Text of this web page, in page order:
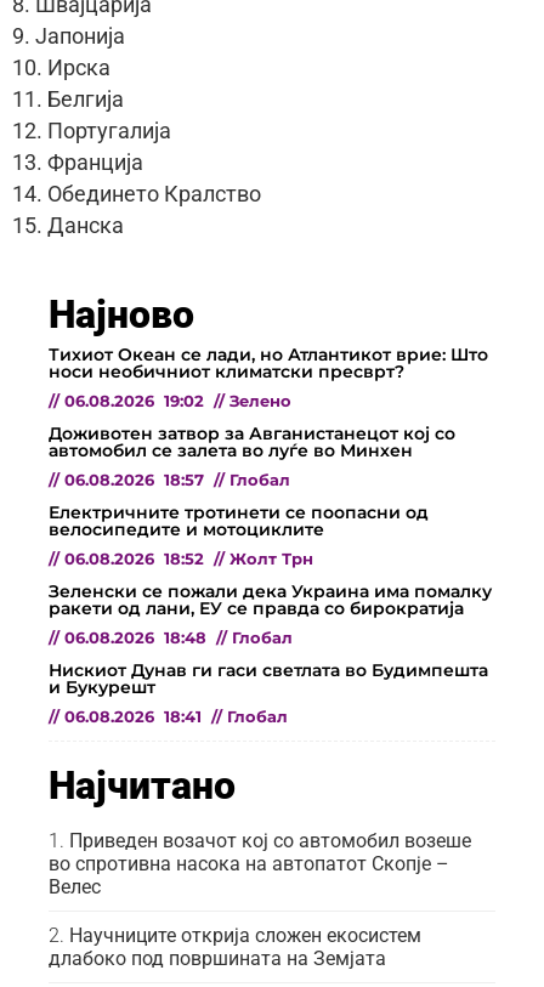
8. Швајцарија
9. Јапонија
10. Ирска
11. Белгија
12. Португалија
13. Франција
14. Обединето Кралство
15. Данска
Најново
Тихиот Океан се лади, но Атлантикот врие: Што
носи необичниот климатски пресврт?
// 06.08.2026 19:02 // Зелено
Доживотен затвор за Авганистанецот кој со
автомобил се залета во луѓе во Минхен
// 06.08.2026 18:57 // Глобал
Електричните тротинети се поопасни од
велосипедите и мотоциклите
// 06.08.2026 18:52 // Жолт Трн
Зеленски се пожали дека Украина има помалку
ракети од лани, ЕУ се правда со бирократија
// 06.08.2026 18:48 // Глобал
Нискиот Дунав ги гаси светлата во Будимпешта
и Букурешт
// 06.08.2026 18:41 // Глобал
Најчитано
Приведен возачот кој со автомобил возеше
во спротивна насока на автопатот Скопје –
Велес
Научниците открија сложен екосистем
длабоко под површината на Земјата